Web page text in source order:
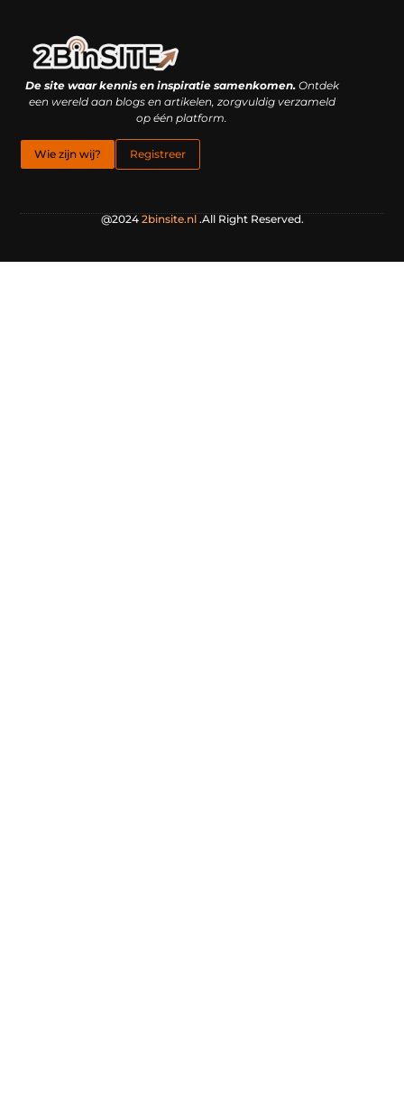
De site waar kennis en inspiratie samenkomen.Ontdek
een wereld aan blogs en artikelen, zorgvuldig verzameld
op één platform.
Wie zijn wij? Registreer
@2024 2binsite.nl.All Right Reserved.